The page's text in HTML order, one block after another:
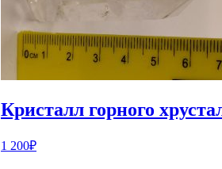
Кристалл горного
1 200₽